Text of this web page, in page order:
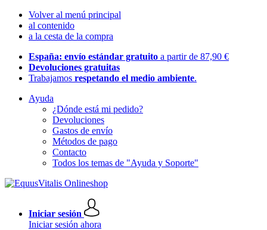
Volver al menú principal
al contenido
a la cesta de la compra
España: envío estándar gratuito a partir de 87,90 €
Devoluciones gratuitas
Trabajamos respetando el medio ambiente.
Ayuda
¿Dónde está mi pedido?
Devoluciones
Gastos de envío
Métodos de pago
Contacto
Todos los temas de "Ayuda y Soporte"
Iniciar sesión
Iniciar sesión ahora